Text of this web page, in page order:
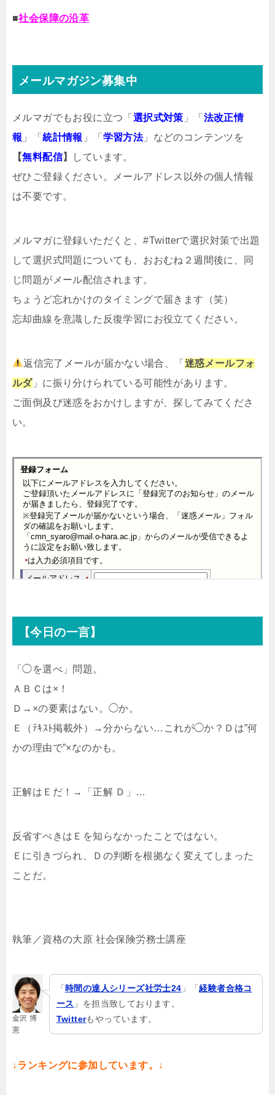
■社会保障の沿革
メールマガジン募集中
メルマガでもお役に立つ「 選択式対策 」「 法改正情
報 」「統計情報 」「 学習方法」などのコンテンツを
【無料配信】
しています。
ぜひご登録ください。メールアドレス以外の個人情報
は不要です。
メルマガに登録いただくと、#Twitterで選択対策で出題
して選択式問題についても、おおむね２週間後に、同
じ問題がメール配信されます。
ちょうど忘れかけのタイミングで届きます（笑）
忘却曲線を意識した反復学習にお役立てください。
返信完了メールが届かない場合、「 迷惑メールフォ
ルダ」に振り分けられている可能性があります。
ご面倒及び迷惑をおかけしますが、探してみてくださ
い。
【今日の一言】
「◯を選べ」問題。
ＡＢＣは×！
Ｄ→×の要素はない。◯か。
Ｅ（ﾃｷｽﾄ掲載外）→分からない…これが◯か？Ｄは”何
かの理由で”×なのかも。
正解はＥだ！→「正解 Ｄ」…
反省すべきはＥを知らなかったことではない。
Ｅに引きづられ、Ｄの判断を根拠なく変えてしまった
ことだ。
執筆／資格の大原 社会保険労務士講座
金沢 博
憲
「 時間の達人シリーズ社労士24 」「経験者合格コ
ース 」を担当致しております。
Twitterもやっています。
↓ランキングに参加しています。↓